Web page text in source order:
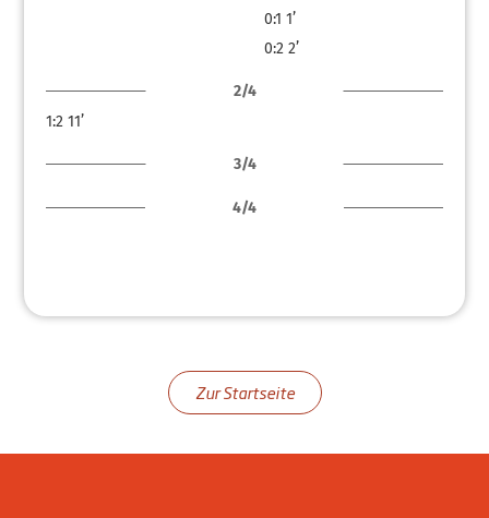
0:1 1’
0:2 2’
2/4
1:2 11’
3/4
4/4
Zur Startseite